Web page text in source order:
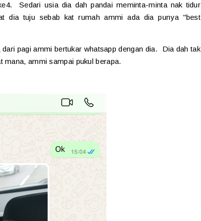
Sedari usia dia dah pandai meminta-minta nak tidur
dia tuju sebab kat rumah ammi ada dia punya "best
pagi ammi bertukar whatsapp dengan dia. Dia dah tak
ammi sampai pukul berapa.